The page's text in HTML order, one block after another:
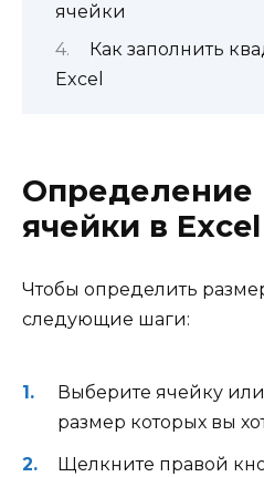
ячейки
Как заполнить
Excel
Определение
ячейки в Excel
Чтобы определить
следующие шаги:
Выберите ячейку
размер которых вы
Щелкните правой